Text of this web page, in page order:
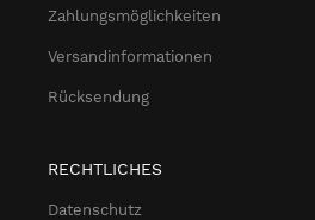
Zahlungsmöglichkeiten
Versandinformationen
Rücksendung
RECHTLICHES
Datenschutz